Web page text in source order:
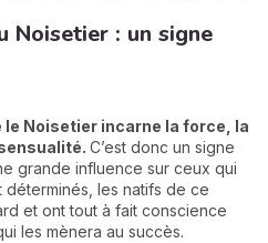
Noisetier : un signe
le Noisetier incarne la force, la
C’est donc un signe
grande influence sur ceux qui
déterminés, les natifs de ce
et ont tout à fait conscience
les mènera au succès.